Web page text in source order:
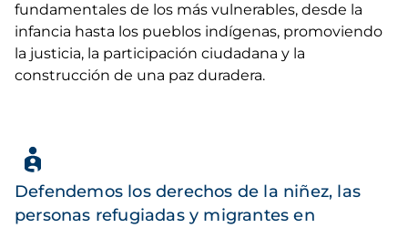
fundamentales de los más vulnerables, desde la
infancia hasta los pueblos indígenas, promoviendo
la justicia, la participación ciudadana y la
construcción de una paz duradera.
Defendemos los derechos de la niñez, las
personas refugiadas y migrantes en